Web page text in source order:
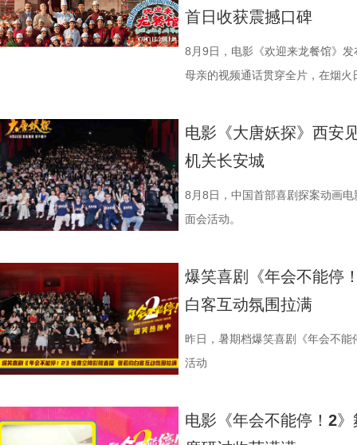
首日收获震撼口碑
8月9日，电影《欢迎来龙餐馆》
母亲的视频通话贯穿全片，在烟
现人物关系与时代背景的复杂情
首站，现场气氛热烈，主创围绕
展开交流，引发强烈共鸣。 微信
影片口碑持续发酵，被称为“近年
宁浩监制，文牧野、郎群力、钟
1沈腾 蒋奇明.jpg 2蒋奇明 奥马尔
悄然逼近 影片同步发布终极预告
事主线，通过分屏与往返切换串
在轻松、幽默的语气里，向徐母
电影《大唐妖探》西安
机关长安城
8月8日，中国首部喜剧探案动画
面会活动。
爆笑喜剧《年会不能停
白客互动氛围拉满
昨日，暑期档爆笑喜剧《年会不
活动
电影《年会不能停！2